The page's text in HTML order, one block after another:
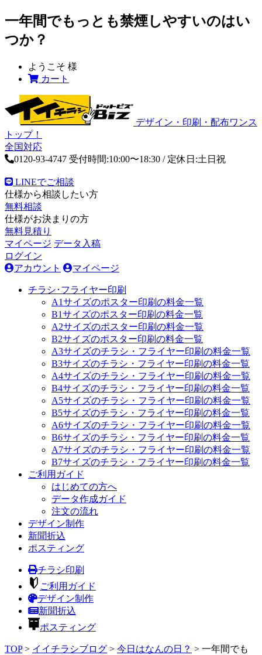
一年間でもっとも禁煙しやすいのはい
つか？
ようこそ 様
カート
デザイン・印刷・配布ワンス
トップ！
全国対応
0120-93-4747 受付時間:10:00〜18:30 / 定休日:土日祝
LINEでご相談
仕様から相談したい方
無料相談
仕様がお決まりの方
無料見積り
マイページ データ入稿
ログイン
アカウント
マイページ
チラシ･フライヤー印刷
A1サイズのポスター印刷の料金一覧
B1サイズのポスター印刷の料金一覧
A2サイズのポスター印刷の料金一覧
B2サイズのポスター印刷の料金一覧
A3サイズのチラシ・フライヤー印刷の料金一覧
B3サイズのチラシ・フライヤー印刷の料金一覧
A4サイズのチラシ・フライヤー印刷の料金一覧
B4サイズのチラシ・フライヤー印刷の料金一覧
A5サイズのチラシ・フライヤー印刷の料金一覧
B5サイズのチラシ・フライヤー印刷の料金一覧
A6サイズのチラシ・フライヤー印刷の料金一覧
B6サイズのチラシ・フライヤー印刷の料金一覧
A7サイズのチラシ・フライヤー印刷の料金一覧
B7サイズのチラシ・フライヤー印刷の料金一覧
ご利用ガイド
はじめての方へ
データ作成ガイド
注文の流れ
デザイン制作
新聞折込
ポスティング
チラシ印刷
ご利用ガイド
デザイン制作
新聞折込
ポスティング
TOP> イイチラシブログ > 今日はなんの日？ > 一年間でも